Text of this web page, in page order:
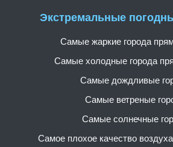
Экстремальные
Самые жаркие города
Самые холодные города
Самые дождливые
Самые ветреные
Самые солнечные
Самое плохое качество